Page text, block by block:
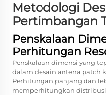
Metodologi
Pertimbangan
Penskalaan
Perhitungan
Penskalaan dimensi yang
dalam desain antena patch
Perhitungan panjang dan
memperhitungkan